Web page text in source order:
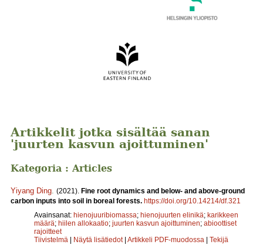
Artikkelit jotka sisältää sanan
'juurten kasvun ajoittuminen'
Kategoria : Articles
Yiyang Ding (2021). Fine root dynamics and below- and above-ground
carbon inputs into soil in boreal forests. https://doi.org/10.14214/df.321
Avainsanat: hienojuuribiomassa; hienojuurten elinikä; karikkeen
määrä; hiilen allokaatio; juurten kasvun ajoittuminen; abioottiset
rajoitteet
Tiivistelmä | Näytä lisätiedot | Artikkeli PDF-muodossa | Tekijä